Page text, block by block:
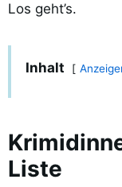
Los geht’s.
Inhalt
Liste